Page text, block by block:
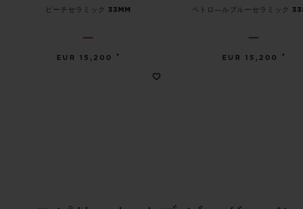
ピーチセラミック 33MM
EUR 15,200 •
ペトロ―ルブルーセラミック
EUR 15,200 •